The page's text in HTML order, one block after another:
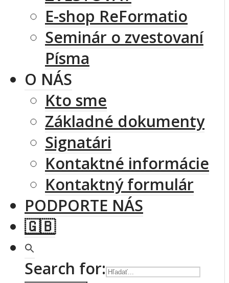
E-shop ReFormatio
Seminár o zvestovaní
Písma
O NÁS
Kto sme
Základné dokumenty
Signatári
Kontaktné informácie
Kontaktný formulár
PODPORTE NÁS
🇬🇧
Search for: